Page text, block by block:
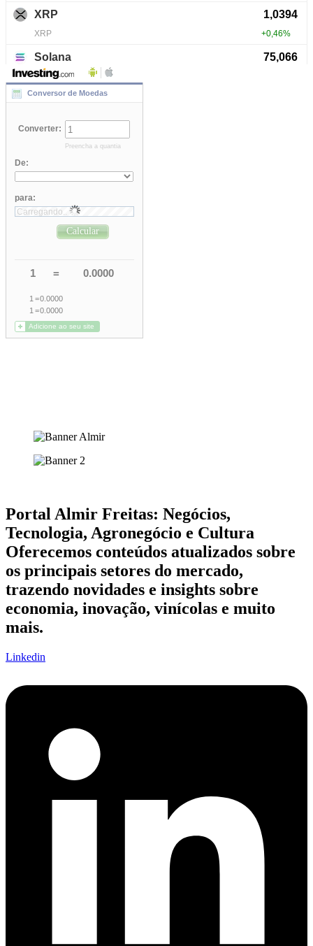
Portal Almir Freitas: Negócios,
Tecnologia, Agronegócio e Cultura
Oferecemos conteúdos atualizados sobre
os principais setores do mercado,
trazendo novidades e insights sobre
economia, inovação, vinícolas e muito
mais.
Linkedin